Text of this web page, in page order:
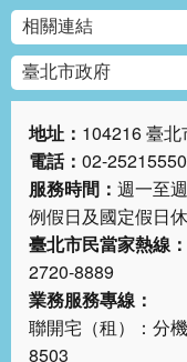
相關連結
臺北市政府
地址： 104216 臺
電話： 02-
服務時間： 週一至
例假日及國定假日
臺北市民當家熱線：
2720-8889
業務服務專線：
聯開宅（租）：
8503